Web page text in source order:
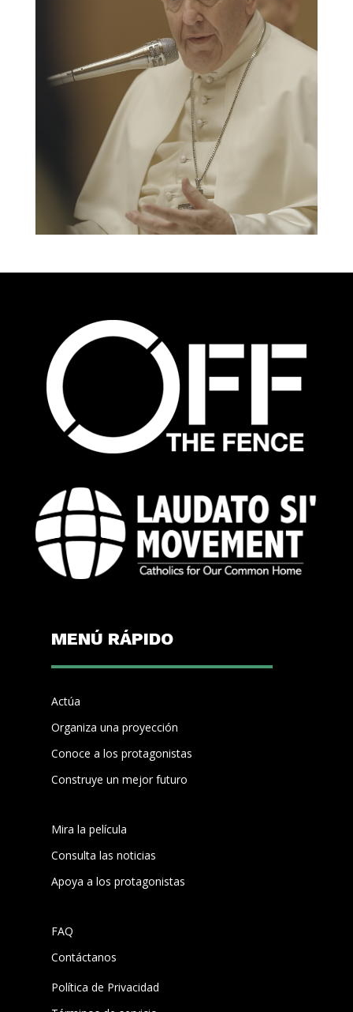
MENÚ RÁPIDO
Actúa
Organiza una proyección
Conoce a los protagonistas
Construye un mejor futuro
Mira la película
Consulta las noticias
Apoya a los protagonistas
FAQ
Contáctanos
Política de Privacidad